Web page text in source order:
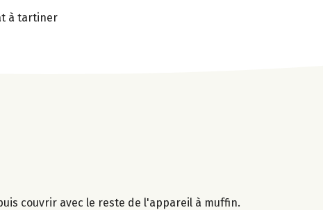
à tartiner
couvrir avec le reste de l'appareil à muffin.